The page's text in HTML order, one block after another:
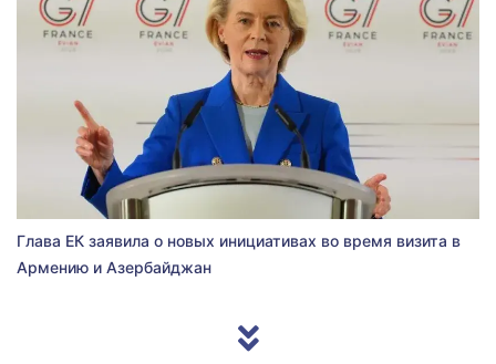
Глава ЕК заявила о новых инициативах во время визита в
Армению и Азербайджан